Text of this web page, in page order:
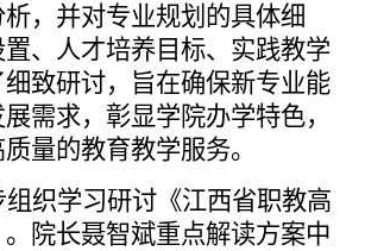
，并对专业规划的具体细
、人才培养目标、实践教学
致研讨，旨在确保新专业能
需求，彰显学院办学特色，
量的教育教学服务。
组织学习研讨《江西省职教高
院长聂智斌重点解读方案中